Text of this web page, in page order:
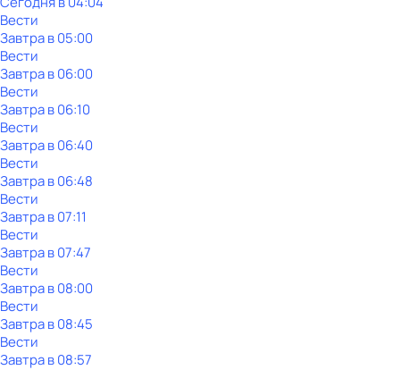
Вести
Завтра в 05:00
Вести
Завтра в 06:00
Вести
Завтра в 06:10
Вести
Завтра в 06:40
Вести
Завтра в 06:48
Вести
Завтра в 07:11
Вести
Завтра в 07:47
Вести
Завтра в 08:00
Вести
Завтра в 08:45
Вести
Завтра в 08:57